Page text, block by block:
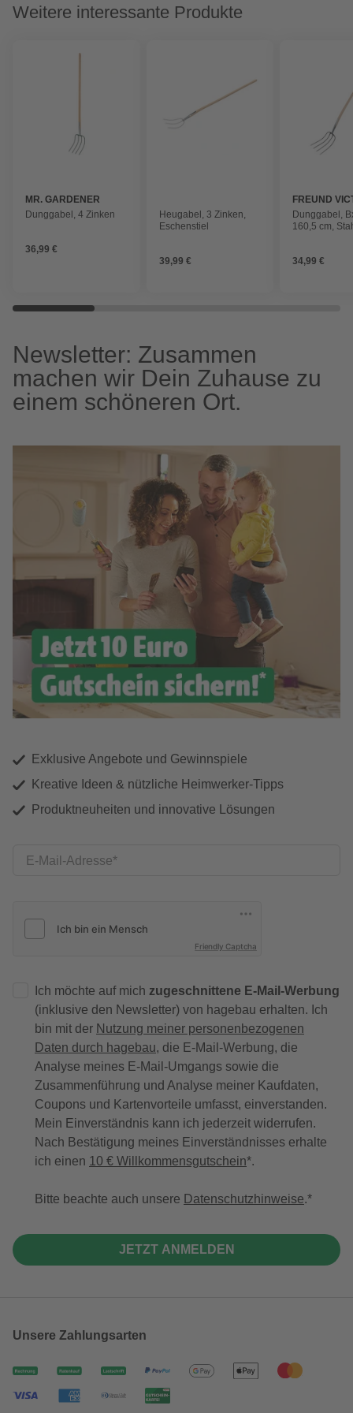
Weitere interessante Produkte
MR. GARDENER
Dunggabel, 4 Zinken
36,99 €
Heugabel, 3 Zinken,
Eschenstiel
39,99 €
FREUND
Dunggabel,
160,5 cm,
34,99 €
Newsletter: Zusammen
machen wir Dein Zuhause zu
einem schöneren Ort.
Exklusive Angebote und Gewinnspiele
Kreative Ideen & nützliche Heimwerker-Tipps
Produktneuheiten und innovative Lösungen
E-Mail-Adresse
Friendly Captcha
Ich möchte auf mich zugeschnittene E-Mail-Werbung
(inklusive den Newsletter) von hagebau erhalten. Ich
bin mit der Nutzung meiner personenbezogenen
Daten durch hagebau, die E-Mail-Werbung, die
Analyse meines E-Mail-Umgangs sowie die
Zusammenführung und Analyse meiner Kaufdaten,
Coupons und Kartenvorteile umfasst, einverstanden.
Mein Einverständnis kann ich jederzeit widerrufen.
Nach Bestätigung meines Einverständnisses erhalte
ich einen 10 € Willkommensgutschein*.
Bitte beachte auch unsere Datenschutzhinweise.
JETZT ANMELDEN
Unsere Zahlungsarten